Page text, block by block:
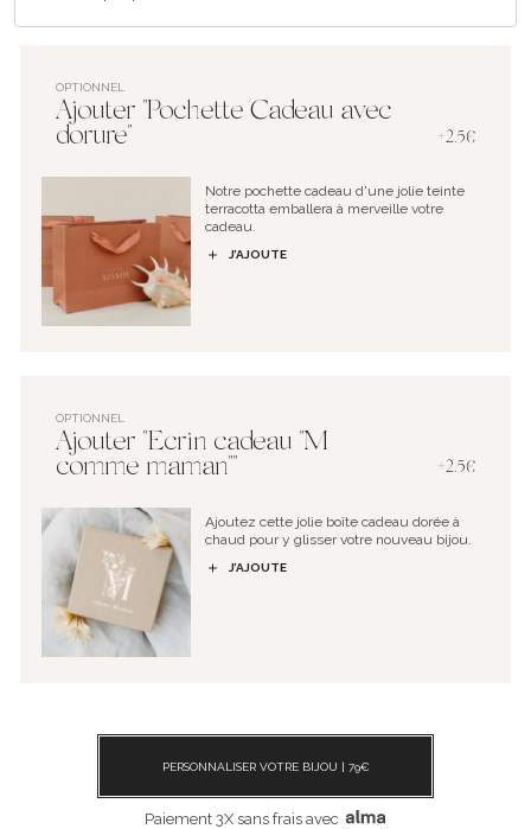
OPTIONNEL
Ajouter "Pochette Cadeau avec
dorure"
+2.5€
Notre pochette cadeau d'une jolie teinte
terracotta emballera à merveille votre
cadeau.
J’AJOUTE
OPTIONNEL
Ajouter "Ecrin cadeau "M
comme maman""
+2.5€
Ajoutez cette jolie boîte cadeau dorée à
chaud pour y glisser votre nouveau bijou.
J’AJOUTE
PERSONNALISER VOTRE BIJOU | 79€
Paiement 3X sans frais avec